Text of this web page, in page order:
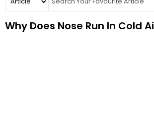
Why Does Nose Run In Cold